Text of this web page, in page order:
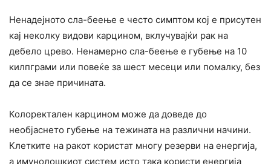
Ненадејното сла-беење е често симптом кој е присутен
кај неколку видови карцином, вклучувајќи рак на
дебело црево. Ненамерно сла-беење е губење на 10
килпграми или повеќе за шест месеци или помалку, без
да се знае причината.
Колоректален карцином може да доведе до
необјаснето губење на тежината на различни начини.
Клетките на ракот користат многу резерви на енергија,
а имунолошкиот систем исто така користи енергија